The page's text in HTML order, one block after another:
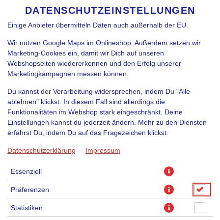
DE
SPRACHE ÄNDERN
DATENSCHUTZEINSTELLUNGEN
Diensteanbieter zur Weiterverarbeitung weitergegeben werden.
Einige Anbieter übermitteln Daten auch außerhalb der EU.
Wir nutzen Google Maps im Onlineshop. Außerdem setzen wir
Marketing-Cookies ein, damit wir Dich auf unseren
Webshopseiten wiedererkennen und den Erfolg unserer
Marketingkampagnen messen können.
Du kannst der Verarbeitung widersprechen, indem Du "Alle
ablehnen" klickst. In diesem Fall sind allerdings die
Funktionalitäten im Webshop stark eingeschränkt. Deine
Einstellungen kannst du jederzeit ändern. Mehr zu den Diensten
erfährst Du, indem Du auf das Fragezeichen klickst.
Datenschutzerklärung Impressum
Essenziell
Präferenzen
Statistiken